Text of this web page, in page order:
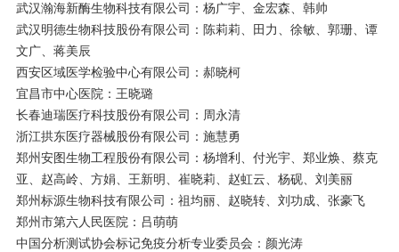
武汉瀚海新酶生物科技有限公司：杨广宇、金宏森、韩帅
武汉明德生物科技股份有限公司：陈莉莉、田力、徐敏、郭珊、谭
文广、蒋美辰
西安区域医学检验中心有限公司：郝晓柯
宜昌市中心医院：王晓璐
长春迪瑞医疗科技股份有限公司：周永清
浙江拱东医疗器械股份有限公司：施慧勇
郑州安图生物工程股份有限公司：杨增利、付光宇、郑业焕、蔡克
亚、赵高岭、方娟、王新明、崔晓莉、赵虹云、杨砚、刘美丽
郑州标源生物科技有限公司：祖均丽、赵晓转、刘功成、张豪飞
郑州市第六人民医院：吕萌萌
中国分析测试协会标记免疫分析专业委员会：颜光涛